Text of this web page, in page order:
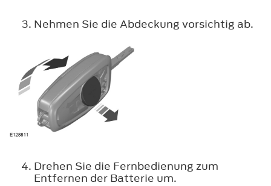
Nehmen Sie die Abdeckung vorsichtig ab.
Drehen Sie die Fernbedienung zum
Entfernen der Batterie um.